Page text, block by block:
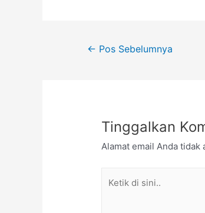
← Pos Sebelumnya
Tinggalkan
Alamat email Anda tidak